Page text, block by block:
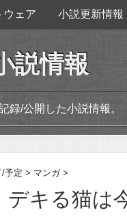
ウェア 小説更新情報
説情報
録/公開した小説情報。
予定 > マンガ >
デキる猫は